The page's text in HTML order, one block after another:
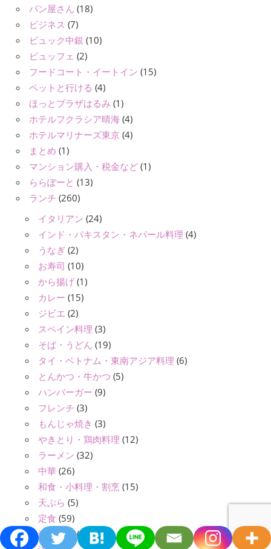
パン屋さん (18)
ビジネス (7)
ビュック中銀 (10)
ビュッフェ (2)
フードコート・イートイン (15)
ペットと行ける (4)
ほっとプラザはるみ (1)
ホテルフクラシア晴海 (4)
ホテルマリナーズ東京 (4)
まとめ (1)
マンション購入・税金など (1)
ららぽーと (13)
ランチ (260)
イタリアン (24)
インド・パキスタン・ネパール料理 (4)
うなぎ (2)
お寿司 (10)
から揚げ (1)
カレー (15)
ジビエ (2)
スペイン料理 (3)
そば・うどん (19)
タイ・ベトナム・東南アジア料理 (6)
とんかつ・牛かつ (5)
ハンバーガー (9)
フレンチ (3)
もんじゃ焼き (3)
やきとり・鶏肉料理 (12)
ラーメン (32)
中華 (26)
和食・小料理・割烹 (15)
天ぷら (5)
定食 (59)
沖縄料理(1)